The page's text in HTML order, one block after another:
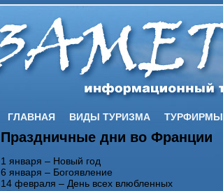
ГЛАВНАЯ ВИДЫ ТУРИЗМА ТУРФИРМЫ
Праздничные дни во Франции
1 января – Новый год
6 января – Богоявление
14 февраля – День всех влюбленных